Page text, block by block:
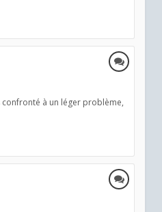
à un léger problème,